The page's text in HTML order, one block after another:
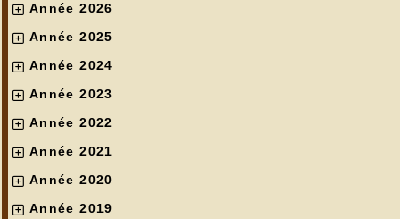
Année 2026
Année 2025
Année 2024
Année 2023
Année 2022
Année 2021
Année 2020
Année 2019